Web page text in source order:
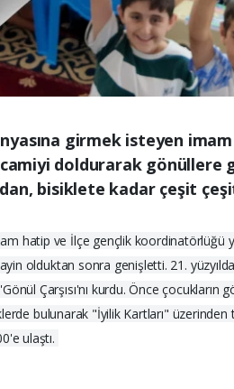
girmek isteyen
camiyi doldurarak
bisiklete kadar çeşit
hatip ve İlçe gençlik koordinatörlüğü
olduktan sonra genişletti. 21.
Çarşısı'nı kurdu. Önce
bulunarak "İyilik Kartları" üzerinden
ulaştı.